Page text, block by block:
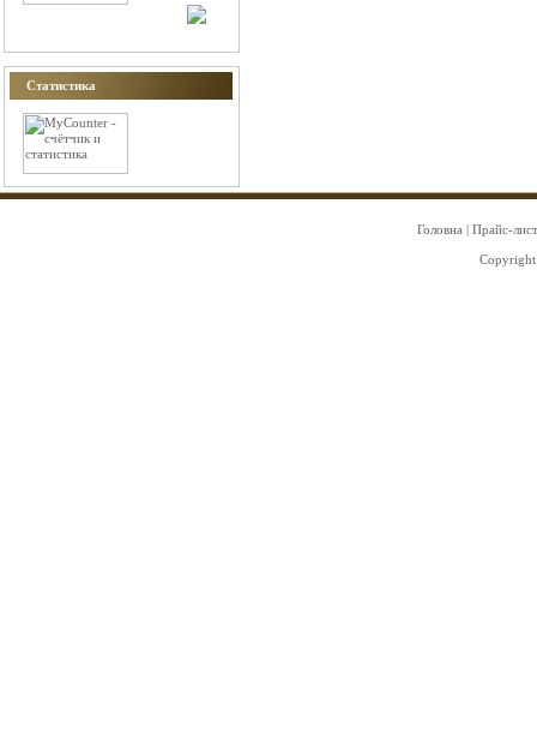
Статистика
Головна | Прайс-лист